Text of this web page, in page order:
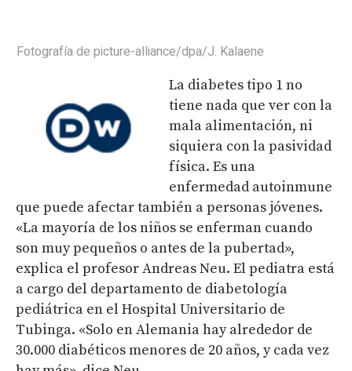
Fotografía de picture-alliance/dpa/J. Kalaene
La diabetes tipo 1 no
tiene nada que ver con la
mala alimentación, ni
siquiera con la pasividad
física. Es una
enfermedad autoinmune
que puede afectar también a personas jóvenes.
«La mayoría de los niños se enferman cuando
son muy pequeños o antes de la pubertad»,
explica el profesor Andreas Neu. El pediatra está
a cargo del departamento de diabetología
pediátrica en el Hospital Universitario de
Tubinga. «Solo en Alemania hay alrededor de
30.000 diabéticos menores de 20 años, y cada vez